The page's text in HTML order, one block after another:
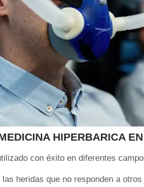
HIPERBARICA
con éxito en diferentes
heridas que no responden a